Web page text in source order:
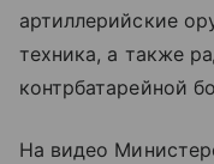
артиллерийские
техника, а также
контрбатарейной
На видео